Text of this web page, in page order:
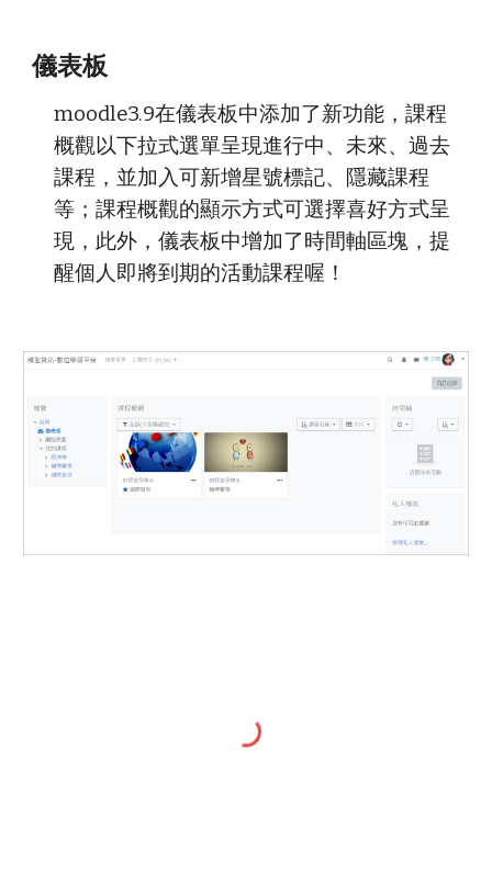
儀表板
moodle3.9在儀表板中添加了新功能，課程
概觀以下拉式選單呈現進行中、未來、過去
課程，並加入可新增星號標記、隱藏課程
等；課程概觀的顯示方式可選擇喜好方式呈
現，此外，儀表板中增加了時間軸區塊，提
醒個人即將到期的活動課程喔！